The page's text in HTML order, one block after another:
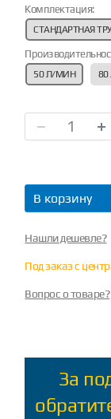
Комплектация:
СТАНДАРТНАЯ
50 Л/МИН
В корзину
Нашли дешевле?
Под заказ с
Вопрос о товаре?
За